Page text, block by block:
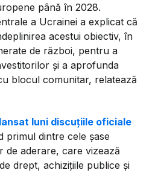
până în 2028.
a Ucrainei a explicat că
acestui obiectiv, în
de război, pentru a
și a aprofunda
blocul comunitar, relatează
luni discuțiile oficiale
primul dintre cele șase
de aderare, care vizează
drept, achizițiile publice și